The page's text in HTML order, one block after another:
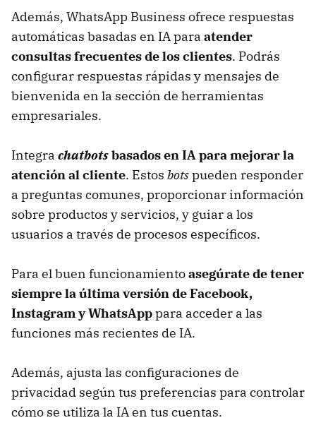
Además, WhatsApp Business ofrece respuestas
automáticas basadas en IA para atender
consultas frecuentes de los clientes. Podrás
configurar respuestas rápidas y mensajes de
bienvenida en la sección de herramientas
empresariales.
Integra chatbotsbasados en IA para mejorar la
atención al cliente. Estos botspueden responder
a preguntas comunes, proporcionar información
sobre productos y servicios, y guiar a los
usuarios a través de procesos específicos.
Para el buen funcionamientoasegúrate de tener
siempre la última versión de Facebook,
Instagram y WhatsApppara acceder a las
funciones más recientes de IA.
Además, ajusta las configuraciones de
privacidad según tus preferencias para controlar
cómo se utiliza la IA en tus cuentas.